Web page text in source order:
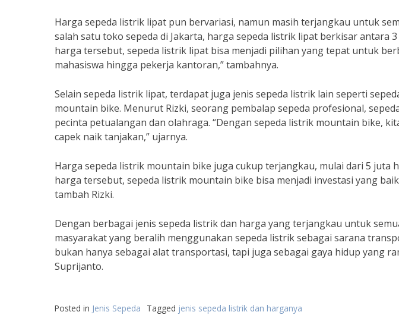
Harga sepeda listrik lipat pun bervariasi, namun masih terjangkau untuk
salah satu toko sepeda di Jakarta, harga sepeda listrik lipat berkisar antara
harga tersebut, sepeda listrik lipat bisa menjadi pilihan yang tepat untuk
mahasiswa hingga pekerja kantoran,” tambahnya.
Selain sepeda listrik lipat, terdapat juga jenis sepeda listrik lain seperti
mountain bike. Menurut Rizki, seorang pembalap sepeda profesional,
pecinta petualangan dan olahraga. “Dengan sepeda listrik mountain bike,
capek naik tanjakan,” ujarnya.
Harga sepeda listrik mountain bike juga cukup terjangkau, mulai dari 5 juta
harga tersebut, sepeda listrik mountain bike bisa menjadi investasi yang
tambah Rizki.
Dengan berbagai jenis sepeda listrik dan harga yang terjangkau untuk
masyarakat yang beralih menggunakan sepeda listrik sebagai sarana
bukan hanya sebagai alat transportasi, tapi juga sebagai gaya hidup yang
Suprijanto.
Posted in Jenis Sepeda Tagged jenis sepeda listrik dan harganya